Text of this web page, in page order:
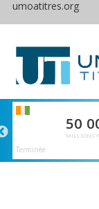
umoatitres.org
50
MILLIONS
Terminée